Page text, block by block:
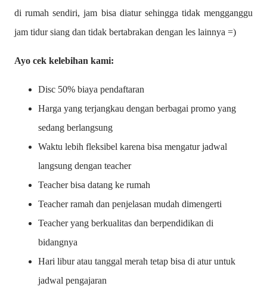
di rumah sendiri, jam bisa diatur sehingga tidak mengganggu
jam tidur siang dan tidak bertabrakan dengan les lainnya =)
Ayo cek kelebihan kami:
Disc 50% biaya pendaftaran
Harga yang terjangkau dengan berbagai promo yang
sedang berlangsung
Waktu lebih fleksibel karena bisa mengatur jadwal
langsung dengan teacher
Teacher bisa datang ke rumah
Teacher ramah dan penjelasan mudah dimengerti
Teacher yang berkualitas dan berpendidikan di
bidangnya
Hari libur atau tanggal merah tetap bisa di atur untuk
jadwal pengajaran